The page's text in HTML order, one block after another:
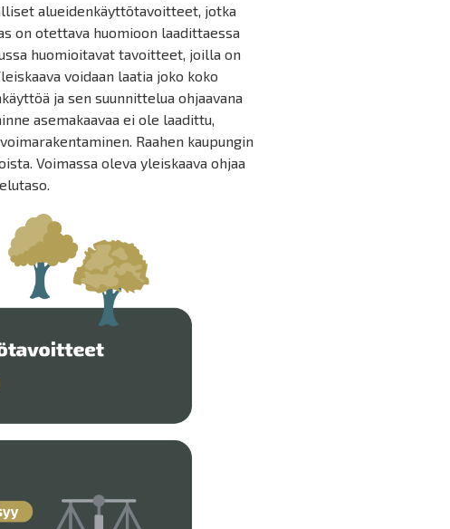
alueidenkäyttötavoitteet, jotka
on otettava huomioon laadittaessa
huomioitavat tavoitteet, joilla on
voidaan laatia joko koko
ja sen suunnittelua ohjaavana
asemakaavaa ei ole laadittu,
Raahen kaupungin
Voimassa oleva yleiskaava ohjaa